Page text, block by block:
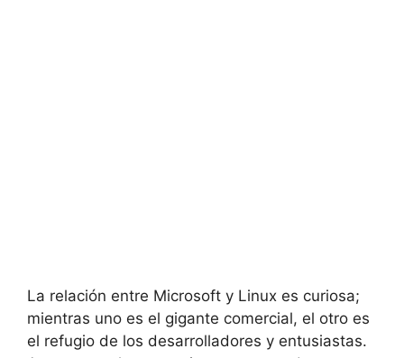
La relación entre Microsoft y Linux es curiosa;
mientras uno es el gigante comercial, el otro es
el refugio de los desarrolladores y entusiastas.